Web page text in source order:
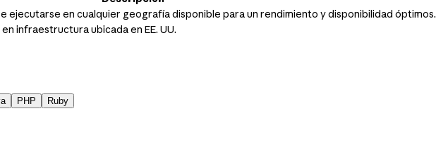
ejecutarse en cualquier geografía disponible para un rendimiento y disponibilidad óptimos.
infraestructura ubicada en EE. UU.
PHP Ruby